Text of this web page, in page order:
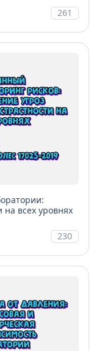
261
на всех уровнях
230